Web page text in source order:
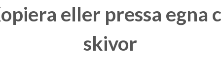
eller pressa egna
skivor